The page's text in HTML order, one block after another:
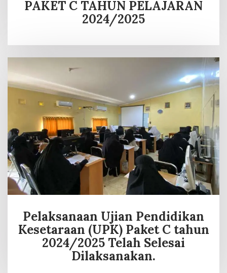
PAKET C TAHUN PELAJARAN
2024/2025
Pelaksanaan Ujian Pendidikan
Kesetaraan (UPK) Paket C tahun
2024/2025 Telah Selesai
Dilaksanakan.